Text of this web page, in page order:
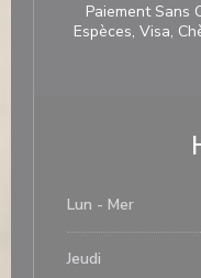
Paiement Sans
Espèces, Visa,
Lun - Mer
Jeudi